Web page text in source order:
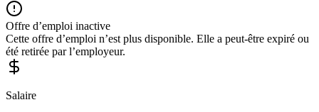
Offre d’emploi inactive
Cette offre d’emploi n’est plus disponible. Elle a peut-être expiré ou
été retirée par l’employeur.
Salaire